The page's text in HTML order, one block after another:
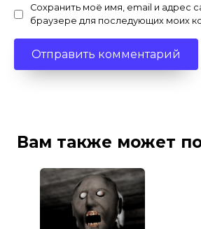
Сохранить моё имя, email и адрес
браузере для последующих моих
Вам также может